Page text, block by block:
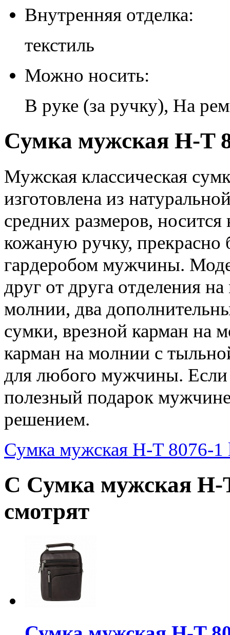
Внутренняя отделка:
текстиль
Можно носить:
В руке (за ручку), На
Сумка мужская H-T
Мужская классическая
изготовлена из
средних размеров,
кожаную ручку, прекрасно
гардеробом мужчины.
друг от друга отделения
молнии, два
сумки, врезной карман на
карман на молнии с
для любого мужчины. Если
полезный подарок
решением.
Сумка мужская H-T 8076-1
С Сумка мужская H-
смотрят